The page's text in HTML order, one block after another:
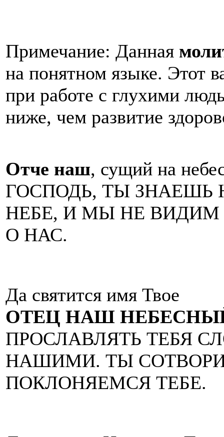
Примечание: Данная
на понятном языке. Этот
при работе с глухими
ниже, чем развитие
Отче наш, сущий на
ГОСПОДЬ, ТЫ ЗНАЕШЬ
НЕБЕ, И МЫ НЕ ВИДИМ
О НАС.
Да святится имя Твое
ОТЕЦ НАШ
ПРОСЛАВЛЯТЬ ТЕБЯ
НАШИМИ. ТЫ
ПОКЛОНЯЕМСЯ ТЕБЕ.